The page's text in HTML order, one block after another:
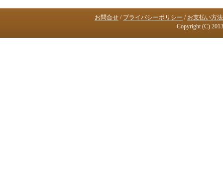
お問合せ / プライバシーポリシー / お支払い方
Copyright (C)